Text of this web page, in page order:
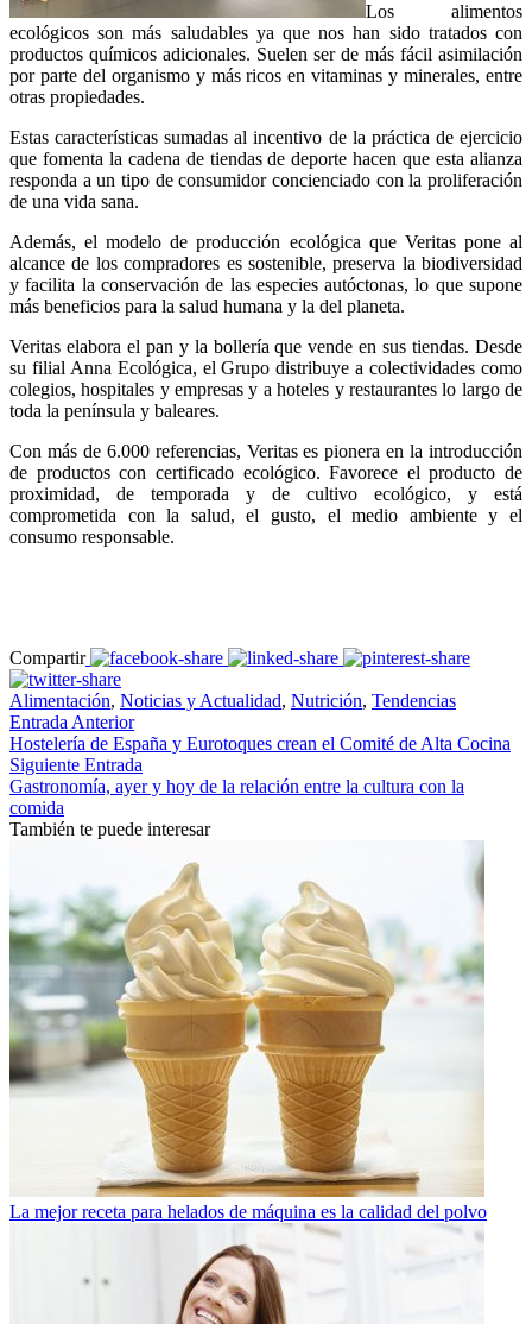
Los alimentos
ecológicos son más saludables ya que nos han sido tratados con
productos químicos adicionales. Suelen ser de más fácil asimilación
por parte del organismo y más ricos en vitaminas y minerales, entre
otras propiedades.
Estas características sumadas al incentivo de la práctica de ejercicio
que fomenta la cadena de tiendas de deporte hacen que esta alianza
responda a un tipo de consumidor concienciado con la proliferación
de una vida sana.
Además, el modelo de producción ecológica que Veritas pone al
alcance de los compradores es sostenible, preserva la biodiversidad
y facilita la conservación de las especies autóctonas, lo que supone
más beneficios para la salud humana y la del planeta.
Veritas elabora el pan y la bollería que vende en sus tiendas. Desde
su filial Anna Ecológica, el Grupo distribuye a colectividades como
colegios, hospitales y empresas y a hoteles y restaurantes lo largo de
toda la península y baleares.
Con más de 6.000 referencias, Veritas es pionera en la introducción
de productos con certificado ecológico. Favorece el producto de
proximidad, de temporada y de cultivo ecológico, y está
comprometida con la salud, el gusto, el medio ambiente y el
consumo responsable.
Compartir
Alimentación, Noticias y Actualidad, Nutrición, Tendencias
Entrada Anterior
Hostelería de España y Eurotoques crean el Comité de Alta Cocina
Siguiente Entrada
Gastronomía, ayer y hoy de la relación entre la cultura con la
comida
También te puede interesar
La mejor receta para helados de máquina es la calidad del polvo